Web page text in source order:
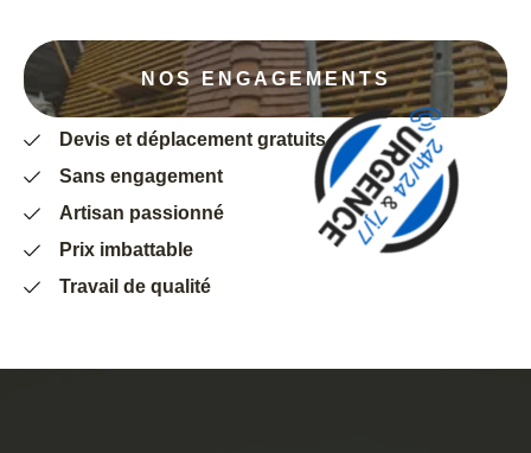
NOS ENGAGEMENTS
Devis et déplacement gratuits
Sans engagement
Artisan passionné
Prix imbattable
Travail de qualité